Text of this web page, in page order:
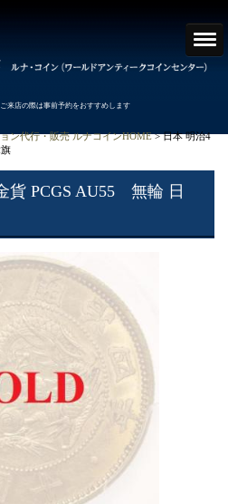
来店の際は事前予約をおすすめします
ン代行・販売 ルナコインHOME> 日本 明治4
貨 PCGS AU55 無輪 日